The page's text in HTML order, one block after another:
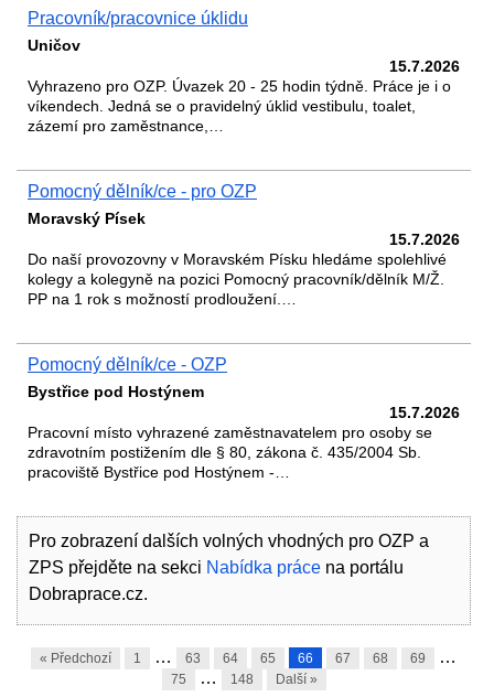
Pracovník/pracovnice úklidu
Uničov
15.7.2026
Vyhrazeno pro OZP. Úvazek 20 - 25 hodin týdně. Práce je i o
víkendech. Jedná se o pravidelný úklid vestibulu, toalet,
zázemí pro zaměstnance,…
Pomocný dělník/ce - pro OZP
Moravský Písek
15.7.2026
Do naší provozovny v Moravském Písku hledáme spolehlivé
kolegy a kolegyně na pozici Pomocný pracovník/dělník M/Ž.
PP na 1 rok s možností prodloužení.…
Pomocný dělník/ce - OZP
Bystřice pod Hostýnem
15.7.2026
Pracovní místo vyhrazené zaměstnavatelem pro osoby se
zdravotním postižením dle § 80, zákona č. 435/2004 Sb.
pracoviště Bystřice pod Hostýnem -…
Pro zobrazení dalších volných vhodných pro OZP a
ZPS přejděte na sekci Nabídka práce na portálu
Dobraprace.cz.
« Předchozí 1 … 63 64 65 66 67 68 69 …
75 … 148 Další »